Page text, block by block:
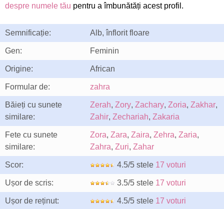
despre numele tău pentru a îmbunătăți acest profil.
Semnificație: Alb, înflorit floare
Gen: Feminin
Origine: African
Formular de: zahra
Băieți cu sunete
similare:
Zerah, Zory, Zachary, Zoria, Zakhar,
Zahir, Zechariah, Zakaria
Fete cu sunete
similare:
Zora, Zara, Zaira, Zehra, Zaria,
Zahra, Zuri, Zahar
Scor: 4.5/5 stele 17 voturi
Ușor de scris: 3.5/5 stele 17 voturi
Ușor de reținut: 4.5/5 stele 17 voturi